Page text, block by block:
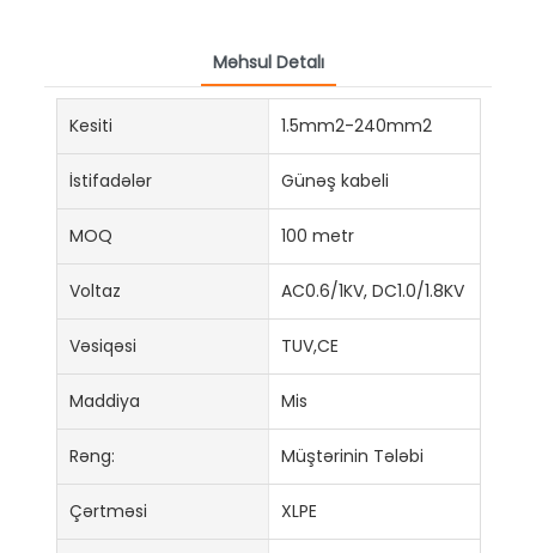
Məhsul Detalı
Kesiti 1.5mm2-240mm2
İstifadələr Günəş kabeli
MOQ 100 metr
Voltaz AC0.6/1KV, DC1.0/1.8KV
Vəsiqəsi TUV,CE
Maddiya Mis
Rəng: Müştərinin Tələbi
Çərtməsi XLPE